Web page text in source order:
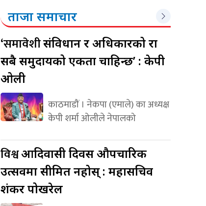
ताजा समाचार
‘समावेशीसंविधान र अधिकारको रक्षा
सबै समुदायको एकता चाहिन्छ’ : केपी
ओली
काठमाडौं । नेकपा (एमाले) का अध्यक्ष
केपी शर्मा ओलीले नेपालको
विश्वआदिवासी दिवस औपचारिक
उत्सवमा सीमित नहोस् : महासचिव
शंकर पोखरेल